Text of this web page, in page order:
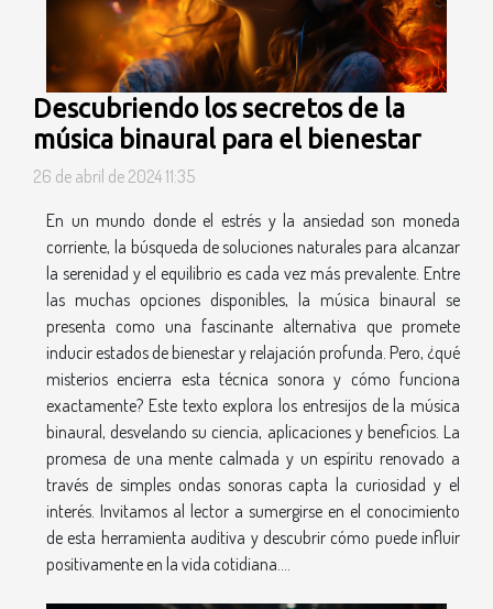
Descubriendo los secretos de la
música binaural para el bienestar
26 de abril de 2024 11:35
En un mundo donde el estrés y la ansiedad son moneda
corriente, la búsqueda de soluciones naturales para alcanzar
la serenidad y el equilibrio es cada vez más prevalente. Entre
las muchas opciones disponibles, la música binaural se
presenta como una fascinante alternativa que promete
inducir estados de bienestar y relajación profunda. Pero, ¿qué
misterios encierra esta técnica sonora y cómo funciona
exactamente? Este texto explora los entresijos de la música
binaural, desvelando su ciencia, aplicaciones y beneficios. La
promesa de una mente calmada y un espíritu renovado a
través de simples ondas sonoras capta la curiosidad y el
interés. Invitamos al lector a sumergirse en el conocimiento
de esta herramienta auditiva y descubrir cómo puede influir
positivamente en la vida cotidiana....